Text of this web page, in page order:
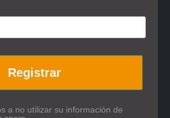
Registrar
a no utilizar su información de